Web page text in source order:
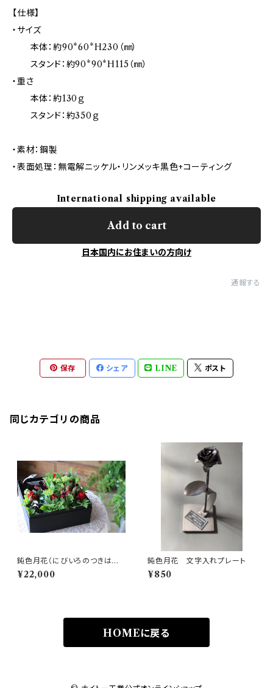
【仕様】
・サイズ
本体：約90*60*H230（㎜）
スタンド：約90*90*H115（㎜）
・重さ
本体：約130ｇ
スタンド：約350ｇ
・素材：鋼製
・表面処理：無電解ニッケル・リンメッキ黒色+コーティング
International shipping available
Add to cart
日本国内にお住まいの方向け
通報する
保存 シェア LINE ポスト
同じカテゴリの商品
鈍色月花（にびいろのつきはな）
生花セット
¥22,000
鈍色月花 文字入れプレート
¥850
HOMEに戻る